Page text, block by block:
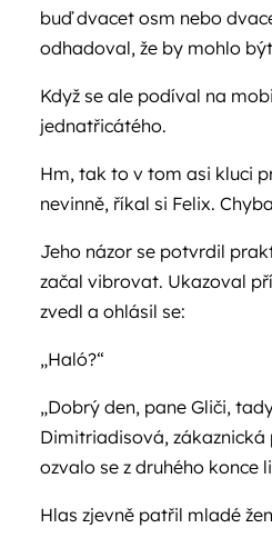
buď dvacet osm nebo
odhadoval, že by mohlo
Když se ale podíval na
jednatřicátého.
Hm, tak to v tom asi kluci
nevinně, říkal si Felix.
Jeho názor se potvrdil
začal vibrovat. Ukazoval
zvedl a ohlásil se:
„Haló?“
„Dobrý den, pane Gliči,
Dimitriadisová, zákaznická
ozvalo se z druhého konce
Hlas zjevně patřil mladé